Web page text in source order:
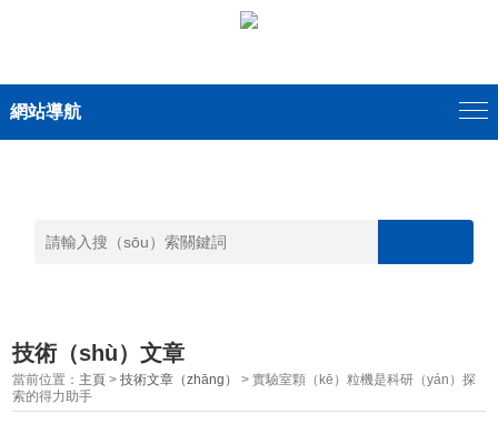
網站導航
技術（shù）文章
當前位置： 主頁 >技術文章（zhāng）
> 實驗室顆（kē）粒機是科研（yán）探
索的得力助手